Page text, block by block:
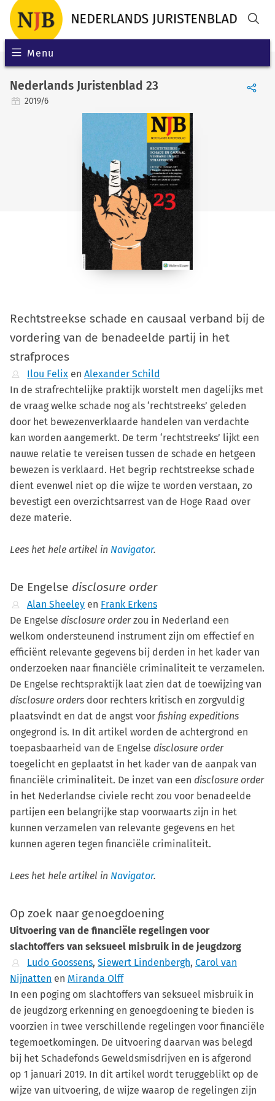
Menu
Nederlands Juristenblad 23
2019/6
Rechtstreekse schade en causaal verband bij de
vordering van de benadeelde partij in het
strafproces
Ilou Felixen Alexander Schild
In de strafrechtelijke praktijk worstelt men dagelijks met
de vraag welke schade nog als ‘rechtstreeks’ geleden
door het bewezenverklaarde handelen van verdachte
kan worden aangemerkt. De term ‘rechtstreeks’ lijkt een
nauwe relatie te vereisen tussen de schade en hetgeen
bewezen is verklaard. Het begrip rechtstreekse schade
dient evenwel niet op die wijze te worden verstaan, zo
bevestigt een overzichtsarrest van de Hoge Raad over
deze materie.
Lees het hele artikel in Navigator.
De Engelse disclosure order
Alan Sheeleyen Frank Erkens
De Engelse disclosure orderzou in Nederland een
welkom ondersteunend instrument zijn om effectief en
efficiënt relevante gegevens bij derden in het kader van
onderzoeken naar financiële criminaliteit te verzamelen.
De Engelse rechtspraktijk laat zien dat de toewijzing van
disclosure orders door rechters kritisch en zorgvuldig
plaatsvindt en dat de angst voor fishing expeditions
ongegrond is. In dit artikel worden de achtergrond en
toepasbaarheid van de Engelse disclosure order
toegelicht en geplaatst in het kader van de aanpak van
financiële criminaliteit. De inzet van een disclosure order
in het Nederlandse civiele recht zou voor benadeelde
partijen een belangrijke stap voorwaarts zijn in het
kunnen verzamelen van relevante gegevens en het
kunnen ageren tegen financiële criminaliteit.
Lees het hele artikel in Navigator.
Op zoek naar genoegdoening
Uitvoering van de financiële regelingen voor
slachtoffers van seksueel misbruik in de jeugdzorg
Ludo Goossens, Siewert Lindenbergh, Carol van
Nijnatten en Miranda Olff
In een poging om slachtoffers van seksueel misbruik in
de jeugdzorg erkenning en genoegdoening te bieden is
voorzien in twee verschillende regelingen voor financiële
tegemoetkomingen. De uitvoering daarvan was belegd
bij het Schadefonds Geweldsmisdrijven en is afgerond
op 1 januari 2019. In dit artikel wordt teruggeblikt op de
wijze van uitvoering, de wijze waarop de regelingen zijn